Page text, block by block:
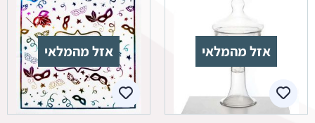
אזל מהמלאי אזל מהמלאי